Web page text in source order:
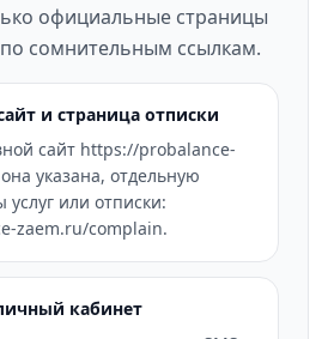
официальные страницы
сомнительным ссылкам.
и страница отписки
сайт https://probalance-
указана, отдельную
или отписки:
zaem.ru/complain.
кабинет